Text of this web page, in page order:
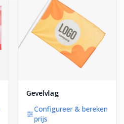
Gevelvlag
Configureer & bereken
prijs